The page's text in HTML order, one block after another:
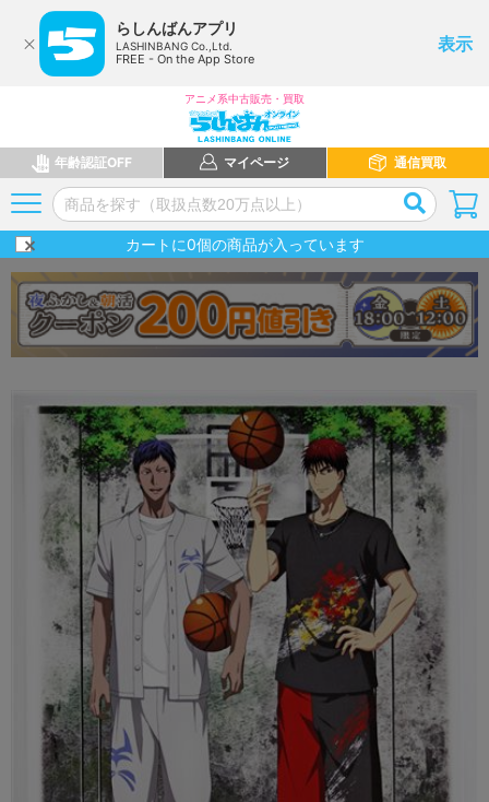
らしんばんアプリ
LASHINBANG Co.,Ltd.
FREE - On the App Store
表示
アニメ系中古販売・買取
年齢認証OFF マイページ 通信買取
カートに0個の商品が入っています